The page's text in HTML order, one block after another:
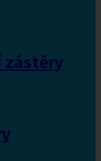
zástěry